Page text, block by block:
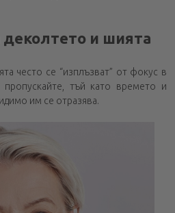
и шията
често се “изплъзват” от фокус в
тъй като времето и
им се отразява.